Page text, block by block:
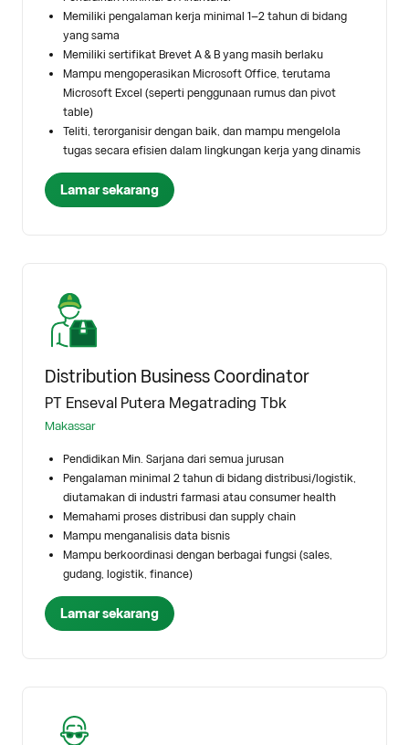
Memiliki pengalaman kerja minimal 1–2 tahun di bidang
yang sama
Memiliki sertifikat Brevet A & B yang masih berlaku
Mampu mengoperasikan Microsoft Office, terutama
Microsoft Excel (seperti penggunaan rumus dan pivot
table)
Teliti, terorganisir dengan baik, dan mampu mengelola
tugas secara efisien dalam lingkungan kerja yang dinamis
Lamar sekarang
Distribution Business Coordinator
PT Enseval Putera Megatrading Tbk
Makassar
Pendidikan Min. Sarjana dari semua jurusan
Pengalaman minimal 2 tahun di bidang distribusi/logistik,
diutamakan di industri farmasi atau consumer health
Memahami proses distribusi dan supply chain
Mampu menganalisis data bisnis
Mampu berkoordinasi dengan berbagai fungsi (sales,
gudang, logistik, finance)
Lamar sekarang